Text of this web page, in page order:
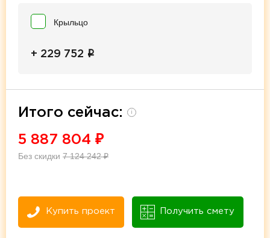
Крыльцо
+ 229 752 i
Итого сейчас: i
5 887 804 ₽
Без скидки 7 124 242₽
Купить проект Получить смету